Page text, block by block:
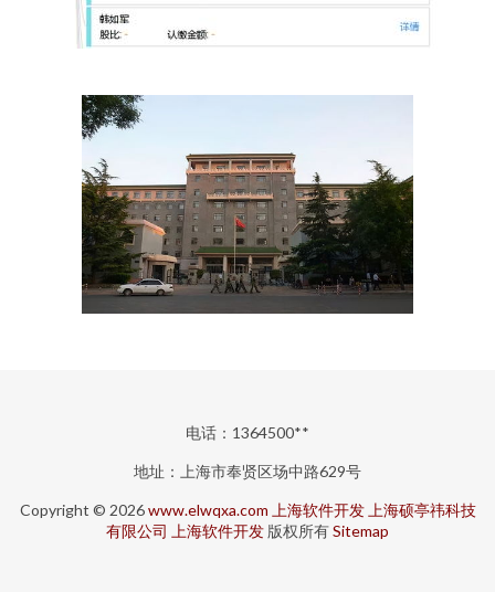
电话：1364500**
地址：上海市奉贤区场中路629号
Copyright © 2026www.elwqxa.com 上海软件开发 上海硕亭祎科技
有限公司
上海软件开发 版权所有Sitemap